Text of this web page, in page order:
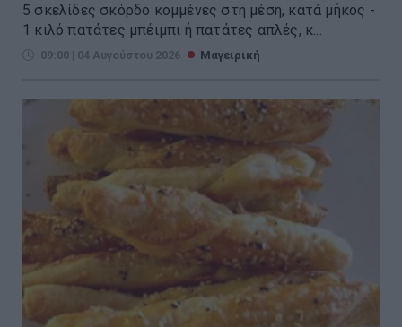
5 σκελίδες σκόρδο κομμένες στη μέση, κατά μήκος -
1 κιλό πατάτες μπέιμπι ή πατάτες απλές, κ...
09:00 | 04 Αυγούστου 2026 Μαγειρική